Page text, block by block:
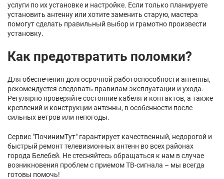
услуги по их установке и настройке. Если только планируете
установить антенну или хотите заменить старую, мастера
помогут сделать правильный выбор и грамотно произвести
установку.
Как предотвратить поломки?
Для обеспечения долгосрочной работоспособности антенны,
рекомендуется следовать правилам эксплуатации и ухода.
Регулярно проверяйте состояние кабеля и контактов, а также
креплений и конструкции антенны, в особенности после
сильных ветров или непогоды.
Сервис "ПочинимТут" гарантирует качественный, недорогой и
быстрый ремонт телевизионных антенн во всех районах
города Белебей. Не стесняйтесь обращаться к нам в случае
возникновения проблем с приемом ТВ-сигнала – мы всегда
готовы помочь!